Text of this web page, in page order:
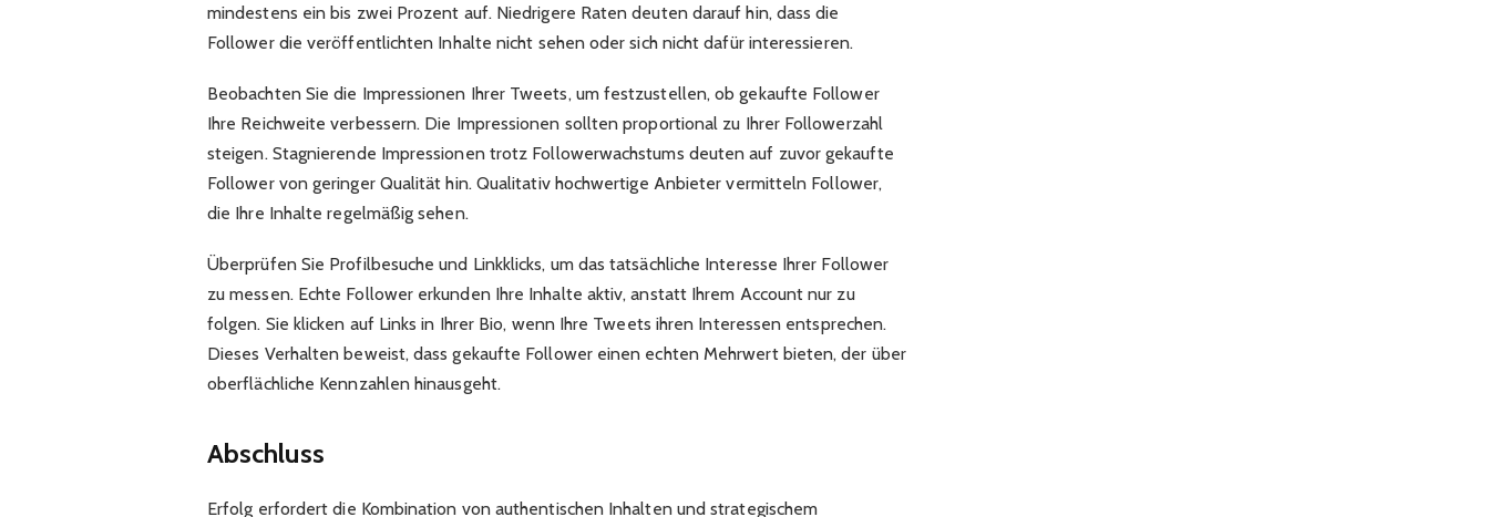
mindestens ein bis zwei Prozent auf. Niedrigere Raten deuten darauf hin, dass die
Follower die veröffentlichten Inhalte nicht sehen oder sich nicht dafür interessieren.
Beobachten Sie die Impressionen Ihrer Tweets, um festzustellen, ob gekaufte Follower
Ihre Reichweite verbessern. Die Impressionen sollten proportional zu Ihrer Followerzahl
steigen. Stagnierende Impressionen trotz Followerwachstums deuten auf zuvor gekaufte
Follower von geringer Qualität hin. Qualitativ hochwertige Anbieter vermitteln Follower,
die Ihre Inhalte regelmäßig sehen.
Überprüfen Sie Profilbesuche und Linkklicks, um das tatsächliche Interesse Ihrer Follower
zu messen. Echte Follower erkunden Ihre Inhalte aktiv, anstatt Ihrem Account nur zu
folgen. Sie klicken auf Links in Ihrer Bio, wenn Ihre Tweets ihren Interessen entsprechen.
Dieses Verhalten beweist, dass gekaufte Follower einen echten Mehrwert bieten, der über
oberflächliche Kennzahlen hinausgeht.
Abschluss
Erfolg erfordert die Kombination von authentischen Inhalten und strategischem